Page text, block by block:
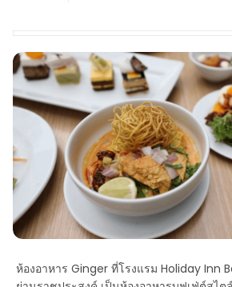
ห้องอาหารGinger ที่โรงแรม Holiday Inn